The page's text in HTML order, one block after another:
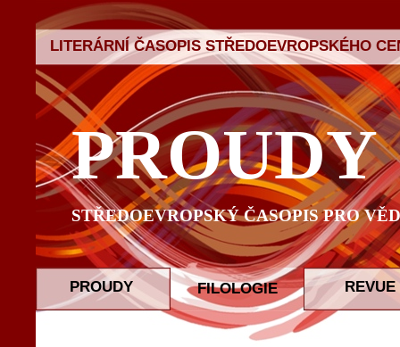
LITERÁRNÍ ČASOPIS STŘEDOEVROPSKÉHO
PROUDY
STŘEDOEVROPSKÝ ČASOPIS PRO
PROUDY FILOLOGIE REVUE